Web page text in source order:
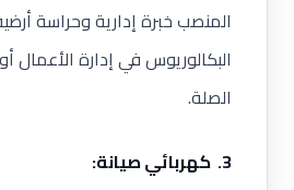
المنصب خبرة إدارية وحراسة
البكالوريوس في إدارة الأعمال
الصلة.
3. كهربائي صيانة: